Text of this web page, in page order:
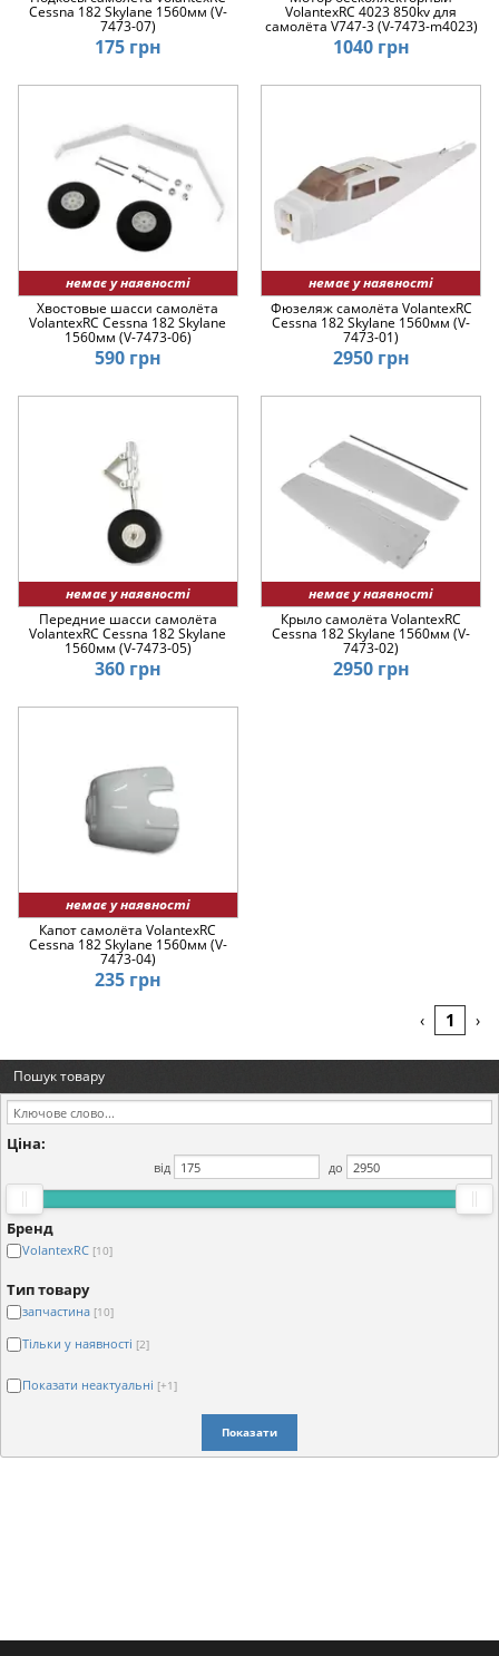
Cessna 182 Skylane 1560мм (V-
7473-07)
175 грн
VolantexRC 4023 850kv для
самолёта V747-3 (V-7473-m4023)
1040 грн
немає у наявності
Хвостовые шасси самолёта
VolantexRC Cessna 182 Skylane
1560мм (V-7473-06)
590 грн
немає у наявності
Фюзеляж самолёта VolantexRC
Cessna 182 Skylane 1560мм (V-
7473-01)
2950 грн
немає у наявності
Передние шасси самолёта
VolantexRC Cessna 182 Skylane
1560мм (V-7473-05)
360 грн
немає у наявності
Крыло самолёта VolantexRC
Cessna 182 Skylane 1560мм (V-
7473-02)
2950 грн
немає у наявності
Капот самолёта VolantexRC
Cessna 182 Skylane 1560мм (V-
7473-04)
235 грн
‹ 1 ›
Пошук товару
Ціна:
від до
Бренд
VolantexRC [10]
Тип товару
запчастина [10]
Тільки у наявності [2]
Показати неактуальні [+1]
Показати